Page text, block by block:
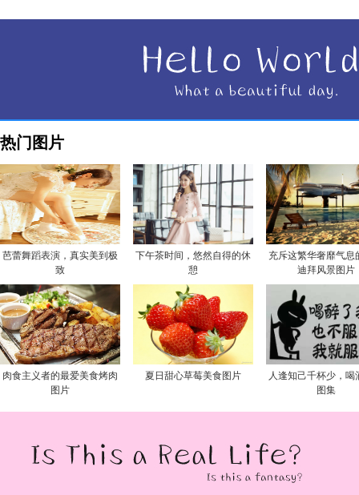
热门图片
芭蕾舞蹈表演，真实美到极
致
下午茶时间，悠然自得的休
憩
充斥这繁华奢靡气息
迪拜风景图片
肉食主义者的最爱美食烤肉
图片
夏日甜心草莓美食图片
人逢知己千杯少，喝
图集